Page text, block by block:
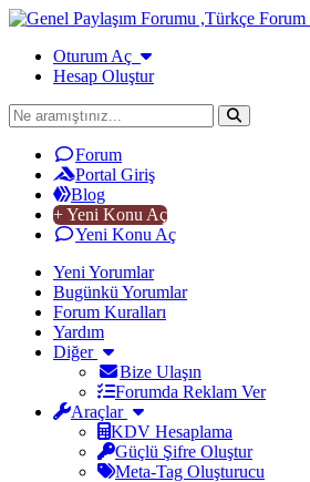
Oturum Aç
Hesap Oluştur
Forum
Portal Giriş
Blog
+ Yeni Konu Aç
Yeni Konu Aç
Yeni Yorumlar
Bugünkü Yorumlar
Forum Kuralları
Yardım
Diğer
Bize Ulaşın
Forumda Reklam Ver
Araçlar
KDV Hesaplama
Güçlü Şifre Oluştur
Meta-Tag Oluşturucu